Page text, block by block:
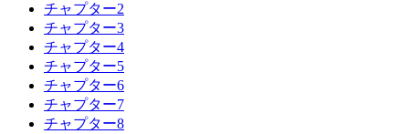
チャプター2
チャプター3
チャプター4
チャプター5
チャプター6
チャプター7
チャプター8